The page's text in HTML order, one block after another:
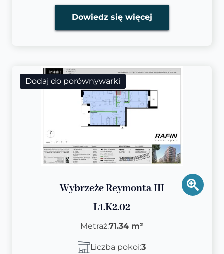
Dowiedz się więcej
Dodaj do porównywarki
Wybrzeże Reymonta III
L1.K2.02
Metraż:71.34 m²
Liczba pokoi:3